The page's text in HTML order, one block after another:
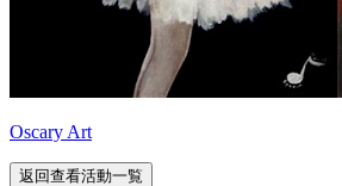
Oscary Art
返回查看活動一覧